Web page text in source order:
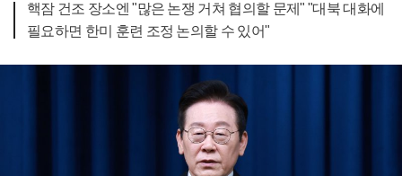
핵잠 건조 장소엔 "많은 논쟁 거쳐 협의할 문제" "대북 대화에
필요하면 한미 훈련 조정 논의할 수 있어"